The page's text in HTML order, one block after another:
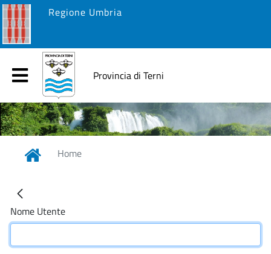
Regione Umbria
Provincia di Terni
Home
Nome Utente